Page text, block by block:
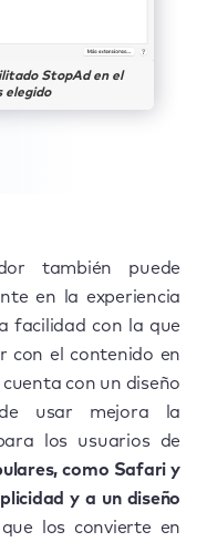
StopAd en el
elegido
también puede
en la experiencia
facilidad con la que
con el contenido en
con un diseño
usar mejora la
los usuarios de
como Safari y
y a un diseño
los convierte en